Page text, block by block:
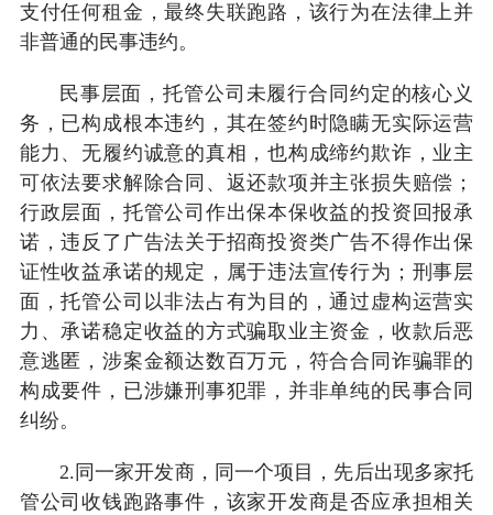
支付任何租金，最终失联跑路，该行为在法律上并
非普通的民事违约。
民事层面，托管公司未履行合同约定的核心义
务，已构成根本违约，其在签约时隐瞒无实际运营
能力、无履约诚意的真相，也构成缔约欺诈，业主
可依法要求解除合同、返还款项并主张损失赔偿；
行政层面，托管公司作出保本保收益的投资回报承
诺，违反了广告法关于招商投资类广告不得作出保
证性收益承诺的规定，属于违法宣传行为；刑事层
面，托管公司以非法占有为目的，通过虚构运营实
力、承诺稳定收益的方式骗取业主资金，收款后恶
意逃匿，涉案金额达数百万元，符合合同诈骗罪的
构成要件，已涉嫌刑事犯罪，并非单纯的民事合同
纠纷。
2.同一家开发商，同一个项目，先后出现多家托
管公司收钱跑路事件，该家开发商是否应承担相关